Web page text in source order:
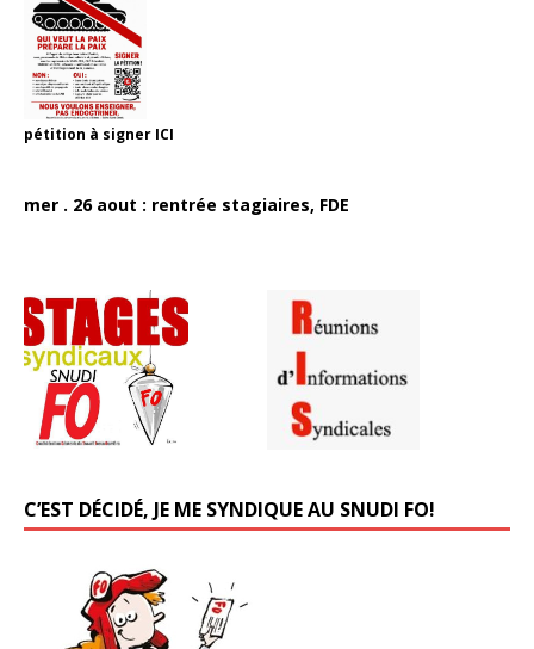
pétition à signer ICI
mer . 26 aout : rentrée stagiaires, FDE
C’EST DÉCIDÉ, JE ME SYNDIQUE AU SNUDI FO!